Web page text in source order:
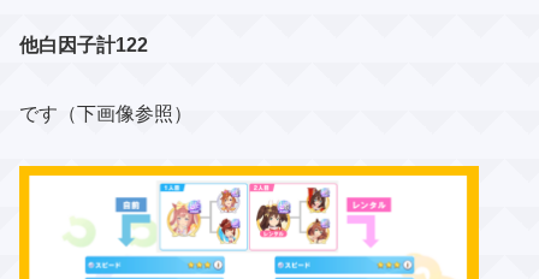
他白因子計122
です（下画像参照）